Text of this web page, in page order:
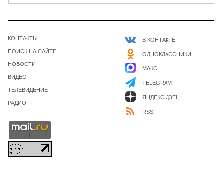
КОНТАКТЫ
ПОИСК НА САЙТЕ
НОВОСТИ
ВИДЕО
ТЕЛЕВИДЕНИЕ
РАДИО
В КОНТАКТЕ
ОДНОКЛАССНИКИ
МАКС
TELEGRAM
ЯНДЕКС ДЗЕН
RSS